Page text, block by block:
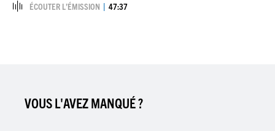
ÉCOUTER L’ÉMISSION 47:37
VOUS L'AVEZ MANQUÉ ?